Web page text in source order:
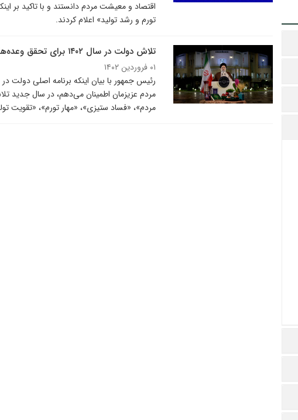
تورم و رشد تولید» اعلام کردند.
تلاش دولت در سال ۱۴۰۲ برای تحقق وعده‌ها شبانه‌روزی و بی‌وقفه خواهد بود
۰۱ فروردین ۱۴۰۲
مردم عزیزمان اطمینان می‌دهم، در سال جدید
مردم»، «فساد ستیزی»، «مهار تورم»، «تقویت